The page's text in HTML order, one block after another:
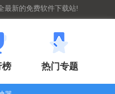
最新的免费软件下载站!
榜 热门专题